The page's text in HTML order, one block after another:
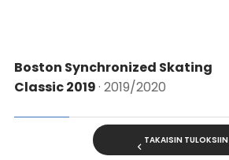
Boston Synchronized Skating
Classic 2019· 2019/2020
TAKAISIN TULOKSIIN